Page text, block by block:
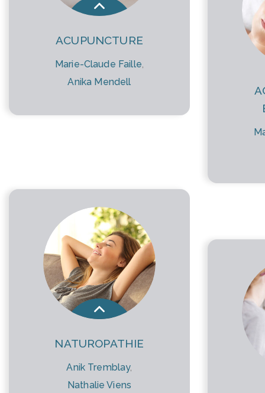
ACUPUNCTURE
Marie-Claude Faille,
Anika Mendell
NATUROPATHIE
Anik Tremblay,
Nathalie Viens